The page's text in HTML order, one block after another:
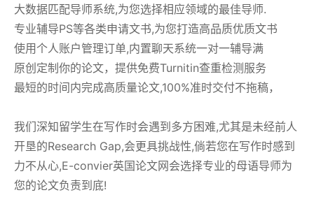
大数据匹配导师系统,为您选择相应领域的最佳导师.
专业辅导PS等各类申请文书,为您打造高品质优质文书
使用个人账户管理订单,内置聊天系统一对一辅导满
原创定制你的论文，提供免费Turnitin查重检测服务
最短的时间内完成高质量论文,100%准时交付不拖稿，
我们深知留学生在写作时会遇到多方困难,尤其是未经前人
开垦的Research Gap,会更具挑战性,倘若您在写作时感到
力不从心,E-convier英国论文网会选择专业的母语导师为
您的论文负责到底!